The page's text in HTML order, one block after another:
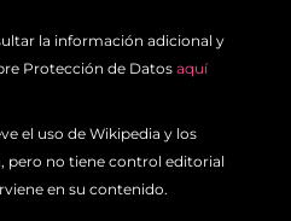
la información adicional y
Protección de Datos aquí
el uso de Wikipedia y los
pero no tiene control editorial
en su contenido.